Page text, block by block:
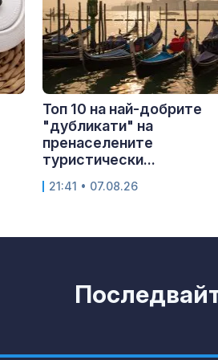
Топ 10 на най-добрите
"дубликати" на
пренаселените
туристически...
21:41 • 07.08.26